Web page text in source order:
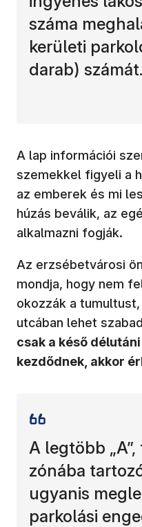
száma
kerületi
darab) számát.
A lap információi
szemekkel figyeli a
az emberek és mi
húzás beválik, az
alkalmazni fogják.
Az erzsébetvárosi
mondja, hogy nem
okozzák a
utcában lehet
csak a késő
kezdődnek, akkor
A legtöbb
zónába
ugyanis
parkolási